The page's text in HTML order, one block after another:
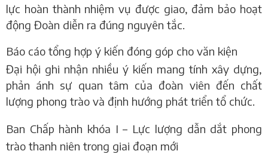
lực hoàn thành nhiệm vụ được giao, đảm bảo hoạt
động Đoàn diễn ra đúng nguyên tắc.
Báo cáo tổng hợp ý kiến đóng góp cho văn kiện
Đại hội ghi nhận nhiều ý kiến mang tính xây dựng,
phản ánh sự quan tâm của đoàn viên đến chất
lượng phong trào và định hướng phát triển tổ chức.
Ban Chấp hành khóa I – Lực lượng dẫn dắt phong
trào thanh niên trong giai đoạn mới